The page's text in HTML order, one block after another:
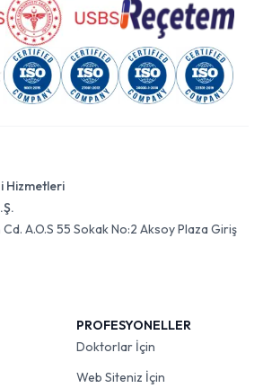
Hizmetleri
A.O.S 55 Sokak No:2 Aksoy Plaza Giriş
PROFESYONELLER
Doktorlar İçin
Web Siteniz İçin